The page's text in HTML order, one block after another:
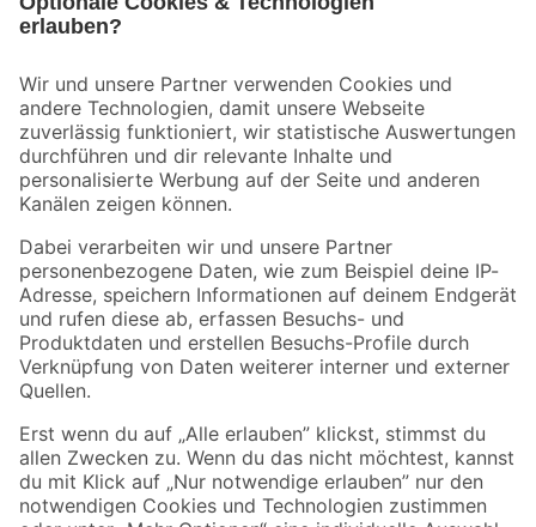
Der toom Newsletter: Keine Angebote und Aktionen mehr verpassen!
Zur Newsletter Anmeldung
Folge uns
Zahlungsarten Versandarten
Sicher einkaufen
Jetzt die toom-App herunterladen